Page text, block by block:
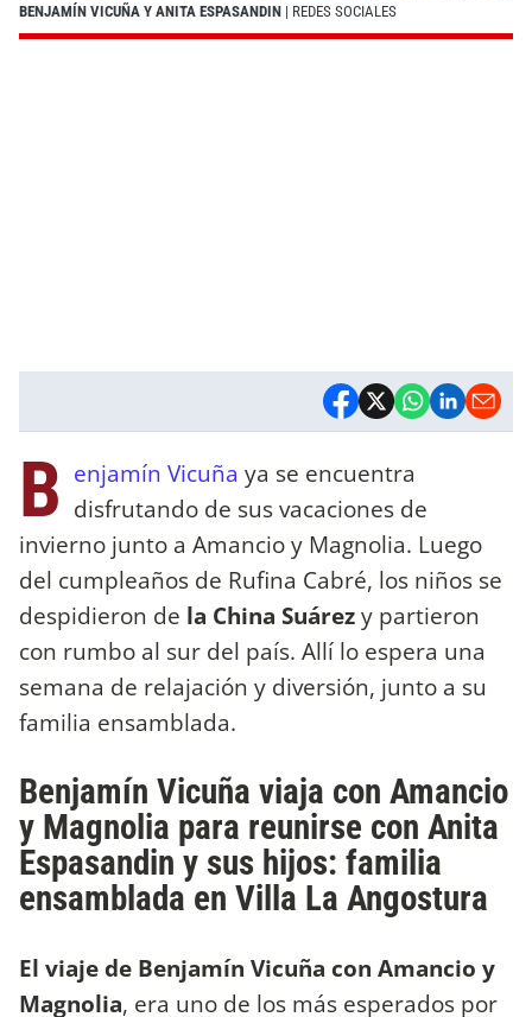
BENJAMÍN VICUÑA Y ANITA ESPASANDIN | REDES SOCIALES
B enjamín Vicuña ya se encuentra
disfrutando de sus vacaciones de
invierno junto a Amancio y Magnolia. Luego
del cumpleaños de Rufina Cabré, los niños se
despidieron de la China Suárezy partieron
con rumbo al sur del país. Allí lo espera una
semana de relajación y diversión, junto a su
familia ensamblada.
Benjamín Vicuña viaja con Amancio
y Magnolia para reunirse con Anita
Espasandin y sus hijos: familia
ensamblada en Villa La Angostura
El viaje de Benjamín Vicuña con Amancio y
Magnolia, era uno de los más esperados por